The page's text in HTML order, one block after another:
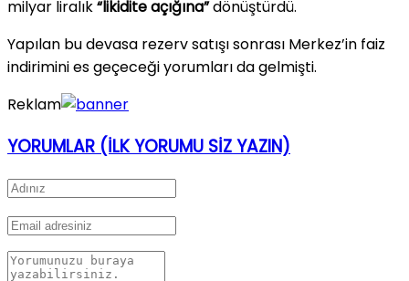
milyar liralık“likidite açığına”dönüştürdü.
Yapılan bu devasa rezerv satışı sonrası Merkez’in faiz
indirimini es geçeceği yorumları da gelmişti.
Reklam
YORUMLAR (İLK YORUMU SİZ YAZIN)